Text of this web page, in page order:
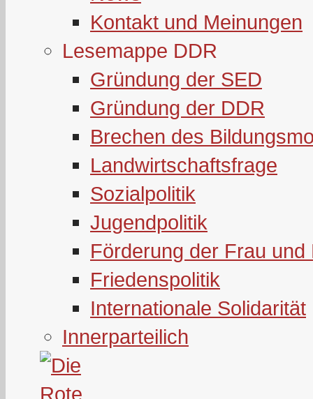
Kontakt und Meinungen
Lesemappe DDR
Gründung der SED
Gründung der DDR
Brechen des
Landwirtschaftsfrage
Sozialpolitik
Jugendpolitik
Förderung der Frau und
Friedenspolitik
Internationale Solidarität
Innerparteilich